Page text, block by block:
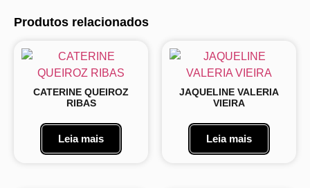
Produtos relacionados
CATERINE QUEIROZ
RIBAS
Leia mais
JAQUELINE VALERIA
VIEIRA
Leia mais